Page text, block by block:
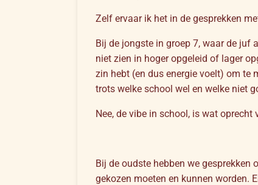
Zelf ervaar ik het in de gesprekken
Bij de jongste in groep 7, waar de juf
niet zien in hoger opgeleid of lager
zin hebt (en dus energie voelt) om te
trots welke school wel en welke niet
Nee, de vibe in school, is wat
Bij de oudste hebben we gesprekken
gekozen moeten en kunnen worden.